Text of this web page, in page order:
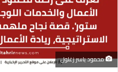
محمود ياسر زغلول